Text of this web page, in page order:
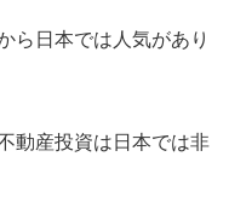
ら日本では人気があり
動産投資は日本では非